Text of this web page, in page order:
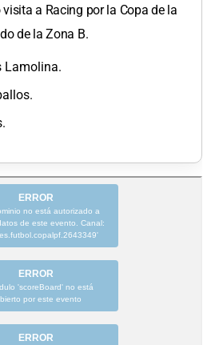
a Racing por la Copa de la
de la Zona B.
Lamolina.